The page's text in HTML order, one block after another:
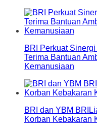
BRI Perkuat
Terima Bantuan
Kemanusiaan
BRI dan YBM
Korban Kebakaran